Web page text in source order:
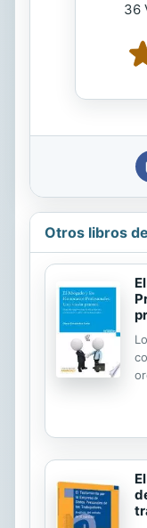
36
Otros libros